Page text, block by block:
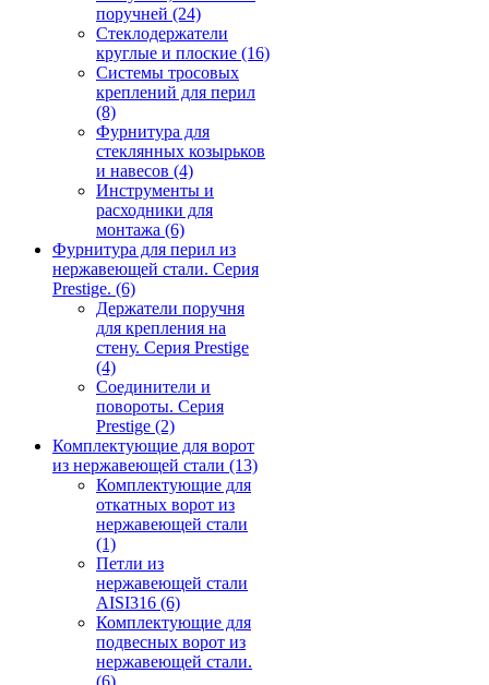
поручней (24)
Стеклодержатели
круглые и плоские (16)
Системы тросовых
креплений для перил
(8)
Фурнитура для
стеклянных козырьков
и навесов (4)
Инструменты и
расходники для
монтажа (6)
Фурнитура для перил из
нержавеющей стали. Серия
Prestige. (6)
Держатели поручня
для крепления на
стену. Серия Prestige
(4)
Соединители и
повороты. Серия
Prestige (2)
Комплектующие для ворот
из нержавеющей стали (13)
Комплектующие для
откатных ворот из
нержавеющей стали
(1)
Петли из
нержавеющей стали
AISI316 (6)
Комплектующие для
подвесных ворот из
нержавеющей стали.
(6)